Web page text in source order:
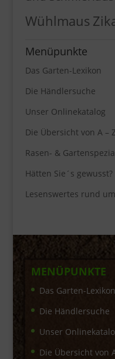
Wühlmaus
Menüpunkte
Das Garten-Lexikon
Die Händlersuche
Unser Onlinekatalog
Die Übersicht von A – Z
Rasen- &
Hätten Sie´s gewusst?
Lesenswertes rund
MENÜPUNKTE
Das Garten-Lexikon
Die Händlersuche
Unser
Die Übersicht von